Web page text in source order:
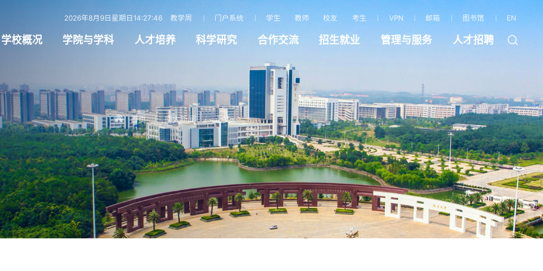
2026年8月9日星期日14:27:47 教学周 门户系统 学生 教师 校友 考生 VPN 邮箱 图书馆 EN
学校概况 学院与学科 人才培养 科学研究 合作交流 招生就业 管理与服务 人才招聘
首页 / 南大新闻 / 正文